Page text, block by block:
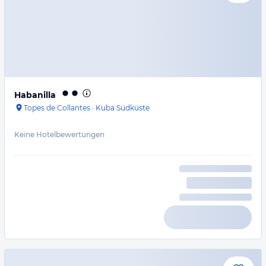
Habanilla
Topes de Collantes · Kuba Südküste
Keine Hotelbewertungen